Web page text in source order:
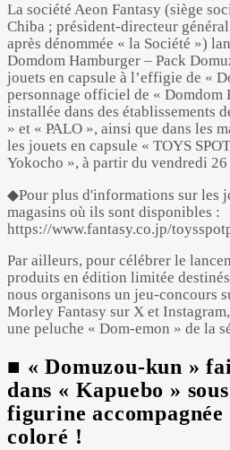
La société Aeon Fantasy (siège
Chiba ; président-directeur
après dénommée « la Société »)
Domdom Hamburger – Pack
jouets en capsule à l’effigie de «
personnage officiel de « Domdom
installée dans des établissements
» et « PALO », ainsi que dans les
les jouets en capsule « TOYS
Yokocho », à partir du vendredi
◆Pour plus d'informations sur les
magasins où ils sont disponibles :
https://www.fantasy.co.jp/
Par ailleurs, pour célébrer le
produits en édition limitée
nous organisons un jeu-concours
Morley Fantasy sur X et
une peluche « Dom-emon » de la
■ « Domuzou-kun »
dans « Kapuebo »
figurine
coloré !